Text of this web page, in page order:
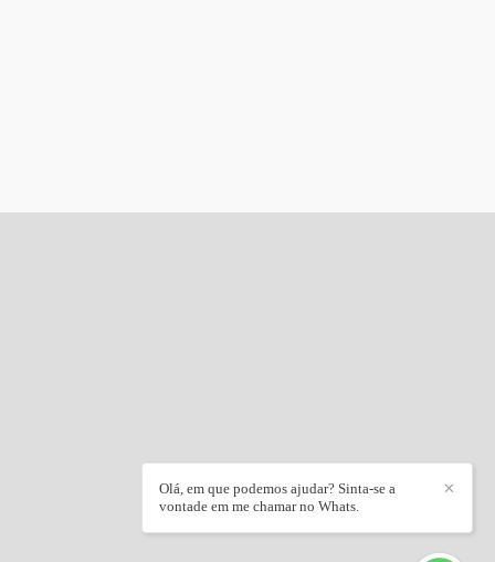
✕
Olá, em que podemos ajudar? Sinta-se a
vontade em me chamar no Whats.